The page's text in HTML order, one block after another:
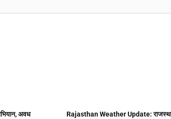
अवध
Rajasthan Weather Update: